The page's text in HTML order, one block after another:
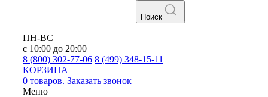
Поиск
ПН-ВС
с 10:00 до 20:00
8 (800) 302-77-06 8 (499) 348-15-11
КОРЗИНА
0 товаров. Заказать звонок
Меню